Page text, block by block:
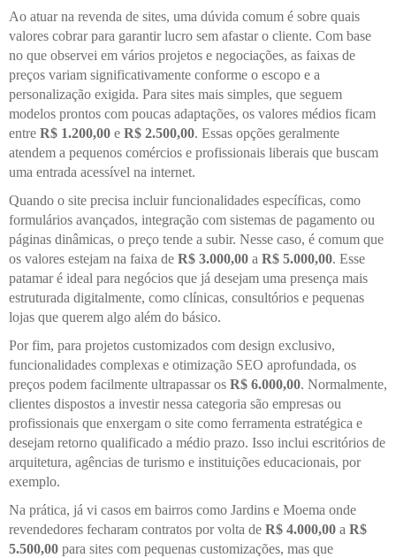
Ao atuar na revenda de sites, uma dúvida comum é sobre quais
valores cobrar para garantir lucro sem afastar o cliente. Com base
no que observei em vários projetos e negociações, as faixas de
preços variam significativamente conforme o escopo e a
personalização exigida. Para sites mais simples, que seguem
modelos prontos com poucas adaptações, os valores médios ficam
entre R$ 1.200,00 e R$ 2.500,00. Essas opções geralmente
atendem a pequenos comércios e profissionais liberais que buscam
uma entrada acessível na internet.
Quando o site precisa incluir funcionalidades específicas, como
formulários avançados, integração com sistemas de pagamento ou
páginas dinâmicas, o preço tende a subir. Nesse caso, é comum que
os valores estejam na faixa de R$ 3.000,00 a R$ 5.000,00. Esse
patamar é ideal para negócios que já desejam uma presença mais
estruturada digitalmente, como clínicas, consultórios e pequenas
lojas que querem algo além do básico.
Por fim, para projetos customizados com design exclusivo,
funcionalidades complexas e otimização SEO aprofundada, os
preços podem facilmente ultrapassar os R$ 6.000,00. Normalmente,
clientes dispostos a investir nessa categoria são empresas ou
profissionais que enxergam o site como ferramenta estratégica e
desejam retorno qualificado a médio prazo. Isso inclui escritórios de
arquitetura, agências de turismo e instituições educacionais, por
exemplo.
Na prática, já vi casos em bairros como Jardins e Moema onde
revendedores fecharam contratos por volta de R$ 4.000,00 a R$
5.500,00 para sites com pequenas customizações, mas que